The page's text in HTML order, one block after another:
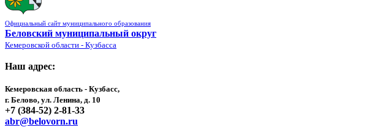
Официальный сайт муниципального образования
Беловский муниципальный округ
Кемеровской области - Кузбасса
Наш адрес:
Кемеровская область - Кузбасс,
г. Белово, ул. Ленина, д. 10
+7 (384-52) 2-81-33
abr@belovorn.ru